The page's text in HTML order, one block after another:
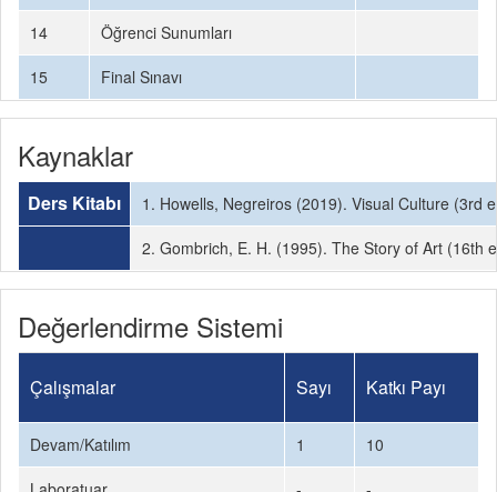
14
Öğrenci Sunumları
15
Final Sınavı
Kaynaklar
Ders Kitabı
1. Howells, Negreiros (2019). Visual Culture (3rd
2. Gombrich, E. H. (1995). The Story of Art (16th
Değerlendirme Sistemi
Çalışmalar Sayı Katkı Payı
Devam/Katılım 1
10